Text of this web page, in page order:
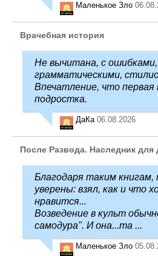
Маленькое Зло
Врачебная история
Не вычитана, с ошибками,
грамматическими,
Впечатление, что первая
подростка.
ДаКа 06.08.2026
После Развода. Наследник для
Благодаря таким книгам,
уверены: взял, как и что
нравится...
Возведение в культ
самодура". И она...та ...
Маленькое Зло